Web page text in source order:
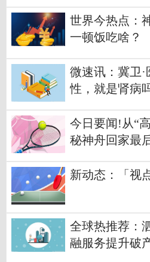
世界今热点：
一顿饭吃啥？
微速讯：冀卫
性，就是肾病
今日要闻!从“
秘神舟回家最
新动态：「视
全球热推荐：
融服务提升破